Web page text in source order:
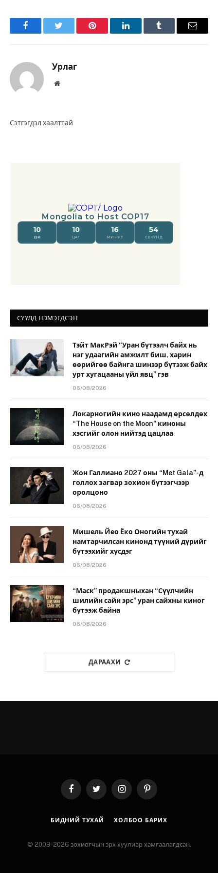
FacebookTwitter Pinterest LinkedInTumblr Имэйл
Урлаг
Вэбсайт
Сэтгэгдэл хаалттай
СҮҮЛД НЭМЭГДСЭН
Тэйт МакРэй “Уран бүтээлч байх нь
нэг удаагийн амжилт биш, харин
өөрийгөө байнга шинээр бүтээж байх
урт хугацааны үйл явц” гэв
06/08/2026
Локарногийн кино наадамд өрсөлдөх
“The House on the Moon” киноны
хэсгийг олон нийтэд цацлаа
06/08/2026
Жон Галлиано 2027 оны “Met Gala”-д
голлох загвар зохион бүтээгчээр
оролцоно
06/08/2026
Мишель Йео Ёко Оногийн тухай
намтарчилсан кинонд түүний дүрийг
бүтээхийг хүсдэг
06/08/2026
“Маск” продакшныхан “Сүүлчийн
шилийн сайн эрс” уран сайхны киног
бүтээж байна
06/08/2026
ДАРААХИ
FacebookTwitter InstagramPinterest
БИДНИЙ ТУХАЙ ХОЛБОО БАРИХ
© 2009-2026 зохиогчын эрх хуулиар хамгаалагдсан.